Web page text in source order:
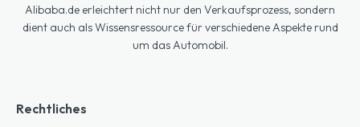
Alibaba.de erleichtert nicht nur den Verkaufsprozess, sondern
dient auch als Wissensressource für verschiedene Aspekte rund
um das Automobil.
Rechtliches